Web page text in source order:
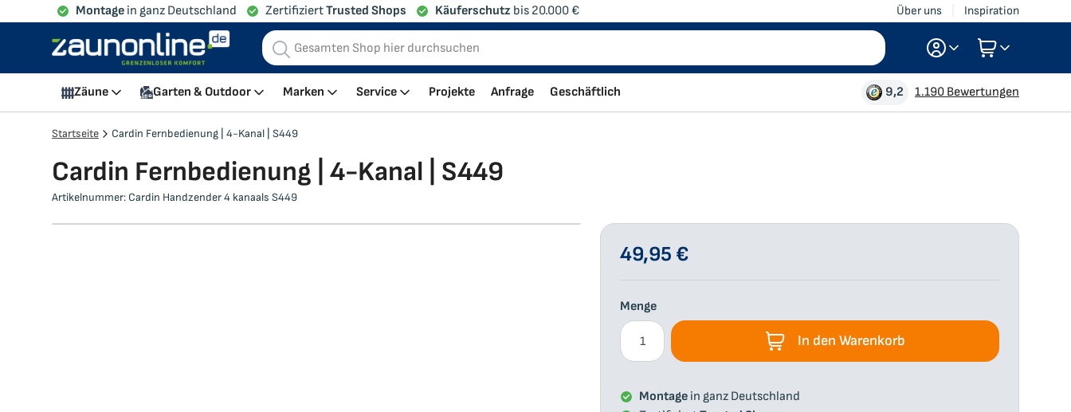
Montage in ganz Deutschland ZertifiziertTrusted Shops Käuferschutz bis 20.000 € Über uns Inspiration
Mein Warenkorb
Zäune Garten & Outdoor Marken Service Projekte Anfrage Geschäftlich 9,2 1.190 Bewertungen
Startseite Cardin Fernbedienung | 4-Kanal | S449
Cardin Fernbedienung | 4-Kanal | S449
Artikelnummer: Cardin Handzender 4 kanaals S449
49,95 €
Menge
In den Warenkorb
Montage in ganz Deutschland